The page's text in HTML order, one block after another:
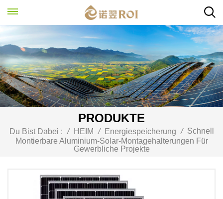
PRODUKTE
Du Bist Dabei : / HEIM / Energiespeicherung /
Schnell
Montierbare Aluminium-Solar-Montagehalterungen Für
Gewerbliche Projekte